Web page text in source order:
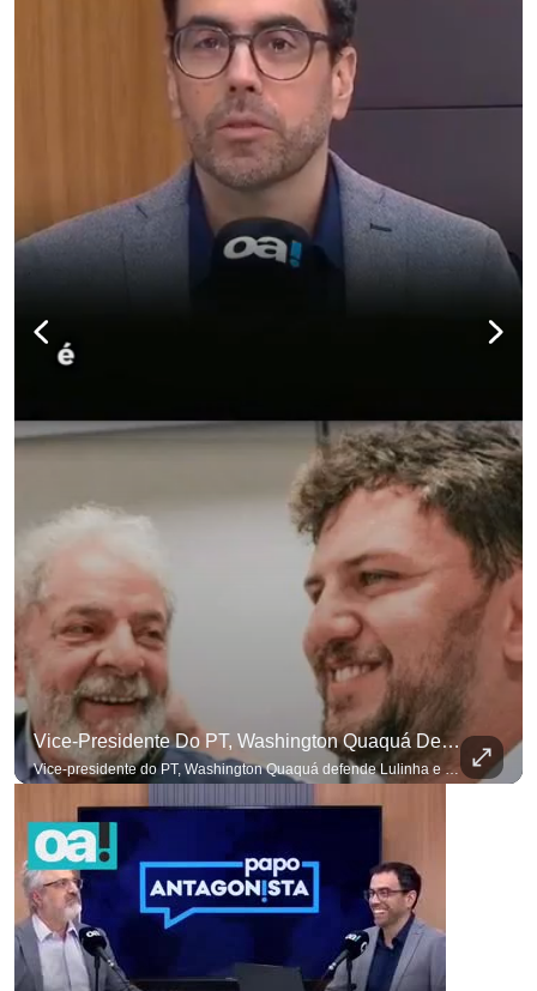
Vice-Presidente Do PT, Washington Quaquá Defende Lulinha E Diz Que Ele Vive Em Condições Precárias
Vice-presidente do PT, Washington Quaquá defende Lulinha e diz que ele vive em condições espartanas na Espanha. #OAntagonista Se você busca informação com credibilidade, inscreva-se agora e ative o
para não perder nenhuma